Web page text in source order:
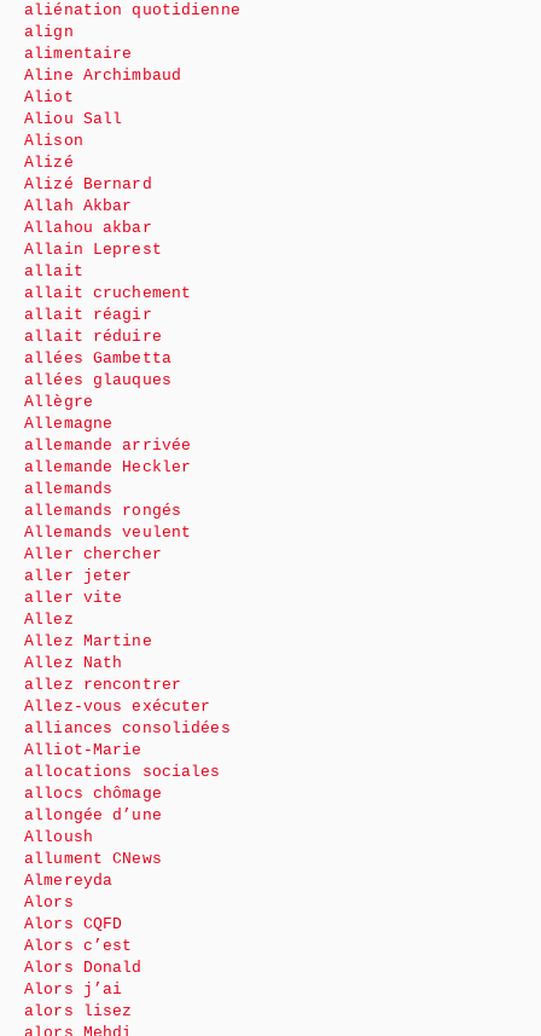
aliénation quotidienne
align
alimentaire
Aline Archimbaud
Aliot
Aliou Sall
Alison
Alizé
Alizé Bernard
Allah Akbar
Allahou akbar
Allain Leprest
allait
allait cruchement
allait réagir
allait réduire
allées Gambetta
allées glauques
Allègre
Allemagne
allemande arrivée
allemande Heckler
allemands
allemands rongés
Allemands veulent
Aller chercher
aller jeter
aller vite
Allez
Allez Martine
Allez Nath
allez rencontrer
Allez-vous exécuter
alliances consolidées
Alliot-Marie
allocations sociales
allocs chômage
allongée d’une
Alloush
allument CNews
Almereyda
Alors
Alors CQFD
Alors c’est
Alors Donald
Alors j’ai
alors lisez